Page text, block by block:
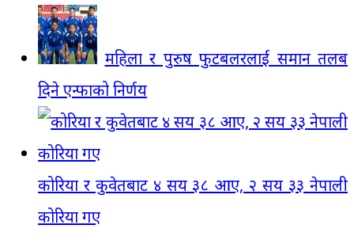
महिला र पुरुष फुटबलरलाई समान तलब
दिने एन्फाको निर्णय
कोरिया र कुवेतबाट ४ सय ३८ आए, २ सय ३३ नेपाली
कोरिया गए